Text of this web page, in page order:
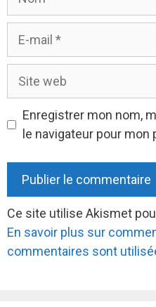
Enregistrer mon nom,
le navigateur pour
Ce site utilise Akismet
En savoir plus sur
commentaires sont